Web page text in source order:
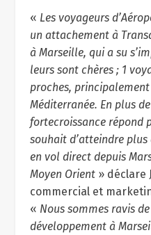
« Les voyageurs
un attachement à
à Marseille, qui a su
leurs sont chères ; 1
proches,
Méditerranée. En plus
fortecroissance répond
souhait d’atteindre
en vol direct depuis
Moyen Orient» déclare
commercial et
« Nous sommes ravis
développement à